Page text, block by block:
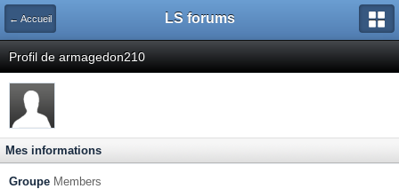
← Accueil LS forums
Profil de armagedon210
Mes informations
Groupe Members